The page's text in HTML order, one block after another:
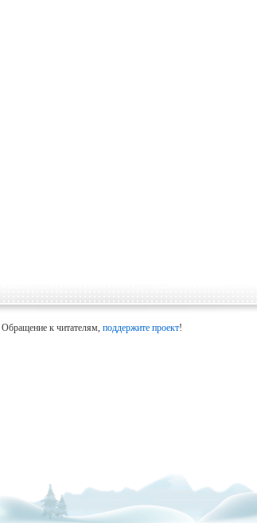
Обращение к читателям, поддержите проект!